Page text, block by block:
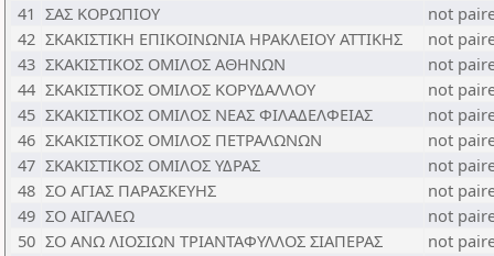
41 ΣΑΣ ΚΟΡΩΠΙΟΥ
not
42 ΣΚΑΚΙΣΤΙΚΗ ΕΠΙΚΟΙΝΩΝΙΑ ΗΡΑΚΛΕΙΟΥ ΑΤΤΙΚΗΣ
not
43 ΣΚΑΚΙΣΤΙΚΟΣ ΟΜΙΛΟΣ ΑΘΗΝΩΝ
not
44 ΣΚΑΚΙΣΤΙΚΟΣ ΟΜΙΛΟΣ ΚΟΡΥΔΑΛΛΟΥ
not
45 ΣΚΑΚΙΣΤΙΚΟΣ ΟΜΙΛΟΣ ΝΕΑΣ ΦΙΛΑΔΕΛΦΕΙΑΣ
not
46 ΣΚΑΚΙΣΤΙΚΟΣ ΟΜΙΛΟΣ ΠΕΤΡΑΛΩΝΩΝ
not
47 ΣΚΑΚΙΣΤΙΚΟΣ ΟΜΙΛΟΣ ΥΔΡΑΣ
not
48 ΣΟ ΑΓΙΑΣ ΠΑΡΑΣΚΕΥΗΣ
not
49 ΣΟ ΑΙΓΑΛΕΩ
not
50 ΣΟ ΑΝΩ ΛΙΟΣΙΩΝ ΤΡΙΑΝΤΑΦΥΛΛΟΣ ΣΙΑΠΕΡΑΣ
not